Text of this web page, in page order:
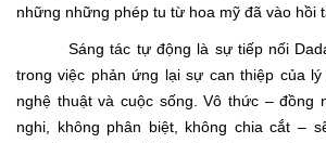
những những phép tu từ hoa mỹ đã vào hồi
Sáng tác tự động là sự tiếp nối
trong việc phản ứng lại sự can thiệp của
nghệ thuật và cuộc sống. Vô thức – đồng
nghi, không phân biệt, không chia cắt –